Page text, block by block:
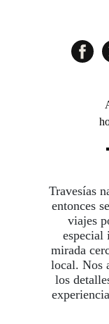
Travesías
entonces
viajes
especial
mirada
local. Nos
los